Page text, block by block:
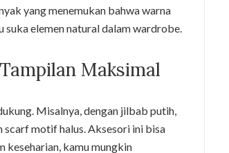
yang menemukan bahwa warna
elemen natural dalam wardrobe.
Maksimal
Misalnya, dengan jilbab putih,
scarf motif halus. Aksesori ini bisa
keseharian, kamu mungkin